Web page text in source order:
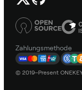
Zahlungsmethode
© 2019–Present